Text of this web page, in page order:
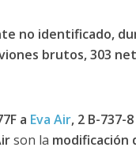
no identificado,
brutos, 303
a Eva Air, 2 B-737-
son la modificación